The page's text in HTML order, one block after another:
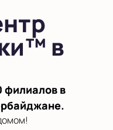
в
филиалов в